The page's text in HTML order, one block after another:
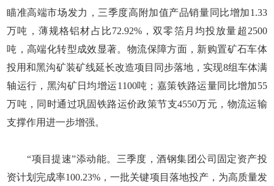
瞄准高端市场发力，三季度高附加值产品销量同比增加1.33
万吨，薄规格铝材占比72.92%，双零箔月均投放量超2500
吨，高端化转型成效显著。物流保障方面，新购置矿石车体
投用和黑沟矿装矿线延长改造项目同步落地，实现8组车体满
轴运行，黑沟矿日均增运1100吨；嘉策铁路运量同比增加55
万吨，同时通过巩固铁路运价政策节支4550万元，物流运输
支撑作用进一步增强。
“项目提速”添动能。三季度，酒钢集团公司固定资产投
资计划完成率100.23%，一批关键项目落地投产，为高质量发